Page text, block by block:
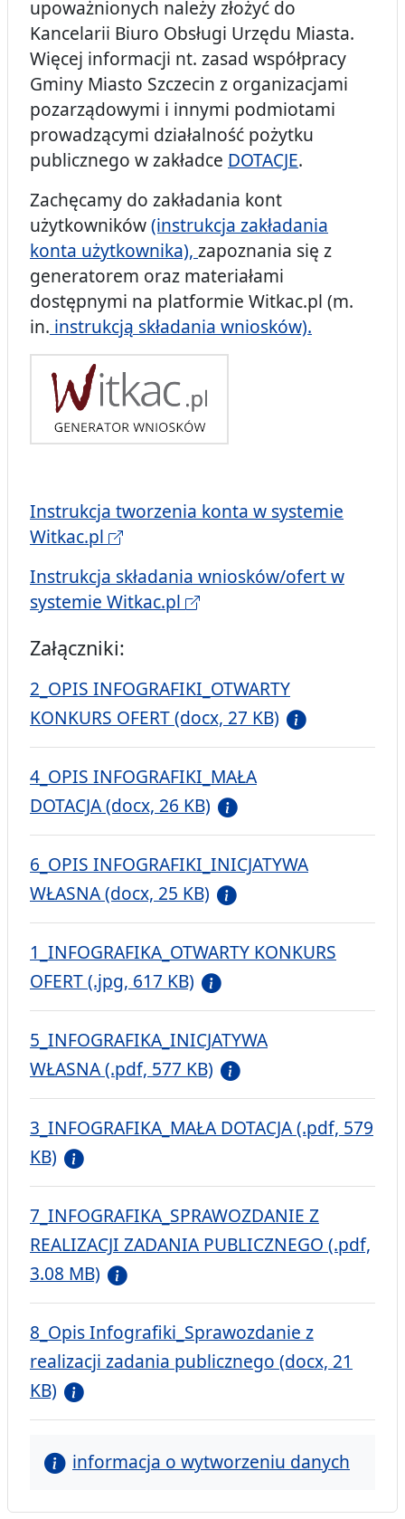
upoważnionych należy złożyć do
Kancelarii Biuro Obsługi Urzędu Miasta.
Więcej informacji nt. zasad współpracy
Gminy Miasto Szczecin z organizacjami
pozarządowymi i innymi podmiotami
prowadzącymi działalność pożytku
publicznego w zakładce DOTACJE.
Zachęcamy do zakładania kont
użytkowników(instrukcja zakładania
konta użytkownika), zapoznania się z
generatorem oraz materiałami
dostępnymi na platformie Witkac.pl (m.
in. instrukcją składania wniosków).
Instrukcja tworzenia konta w systemie
Witkac.pl
Instrukcja składania wniosków/ofert w
systemie Witkac.pl
Załączniki:
2_OPIS INFOGRAFIKI_OTWARTY
KONKURS OFERT (docx, 27 KB)
4_OPIS INFOGRAFIKI_MAŁA
DOTACJA (docx, 26 KB)
6_OPIS INFOGRAFIKI_INICJATYWA
WŁASNA (docx, 25 KB)
1_INFOGRAFIKA_OTWARTY KONKURS
OFERT (.jpg, 617 KB)
5_INFOGRAFIKA_INICJATYWA
WŁASNA (.pdf, 577 KB)
3_INFOGRAFIKA_MAŁA DOTACJA (.pdf, 579
KB)
7_INFOGRAFIKA_SPRAWOZDANIE Z
REALIZACJI ZADANIA PUBLICZNEGO (.pdf,
3.08 MB)
8_Opis Infografiki_Sprawozdanie z
realizacji zadania publicznego (docx, 21
KB)
informacja o wytworzeniu danych